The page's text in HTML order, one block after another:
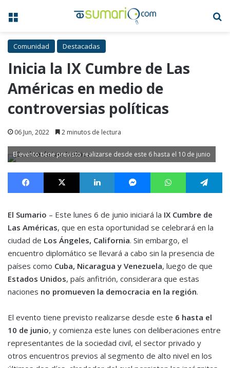
Menú
Comunidad Destacadas
Inicia la IX Cumbre de Las
Américas en medio de
controversias políticas
06 Jun, 2022 2 minutos de lectura
El evento tiene previsto realizarse desde este 6 hasta el 10 de junio
Facebook X LinkedIn MessengerWhatsApp
El Sumario – Este lunes 6 de junio iniciará la IX Cumbre de
Las Américas, que en esta oportunidad se celebrará en la
ciudad de Los Ángeles, California. Sin embargo, el
encuentro diplomático se llevará a cabo sin la presencia de
países como Cuba, Nicaragua y Venezuela, luego de que
Estados Unidos, país anfitrión, considerara que estas
naciones no promueven la democracia en la región.
El evento tiene previsto realizarse desde este 6 hasta el
10 de junio, y comienza este lunes con deliberaciones entre
representantes de la sociedad civil, el sector privado y
otros encuentros previos al segmento de alto nivel en los